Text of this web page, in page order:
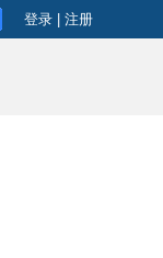
登录| 注册